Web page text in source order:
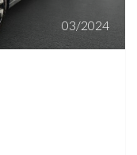
03/2024